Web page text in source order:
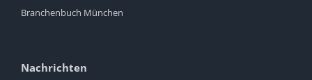
Branchenbuch München
Nachrichten